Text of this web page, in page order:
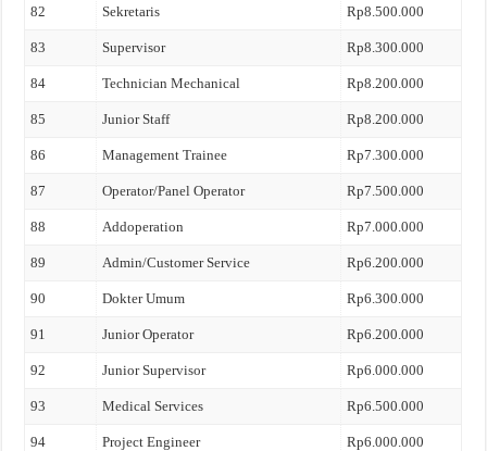
82 Sekretaris Rp8.500.000
83 Supervisor Rp8.300.000
84 Technician Mechanical Rp8.200.000
85 Junior Staff Rp8.200.000
86 Management Trainee Rp7.300.000
87 Operator/Panel Operator Rp7.500.000
88 Addoperation Rp7.000.000
89 Admin/Customer Service Rp6.200.000
90 Dokter Umum Rp6.300.000
91 Junior Operator Rp6.200.000
92 Junior Supervisor Rp6.000.000
93 Medical Services Rp6.500.000
94 Project Engineer Rp6.000.000